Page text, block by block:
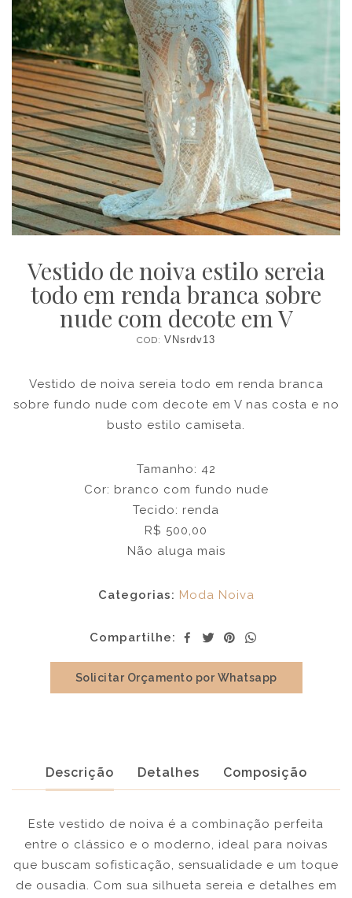
Vestido de noiva estilo sereia
todo em renda branca sobre
nude com decote em V
COD: VNsrdv13
Vestido de noiva sereia todo em renda branca
sobre fundo nude com decote em V nas costa e no
busto estilo camiseta.
Tamanho: 42
Cor: branco com fundo nude
Tecido: renda
R$ 500,00
Não aluga mais
Categorias: Moda Noiva
Compartilhe:
Solicitar Orçamento por Whatsapp
Descrição Detalhes Composição
Este vestido de noiva é a combinação perfeita
entre o clássico e o moderno, ideal para noivas
que buscam sofisticação, sensualidade e um toque
de ousadia. Com sua silhueta sereia e detalhes em